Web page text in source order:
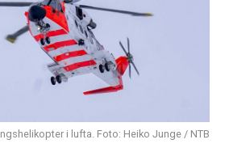
i lufta. Foto: Heiko Junge / NTB